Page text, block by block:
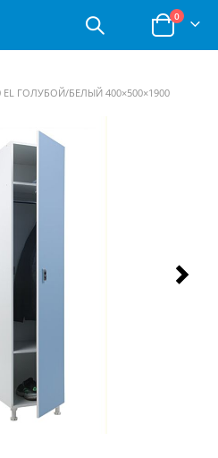
Корзина
0позиции
ГОЛУБОЙ/БЕЛЫЙ 400×500×1900